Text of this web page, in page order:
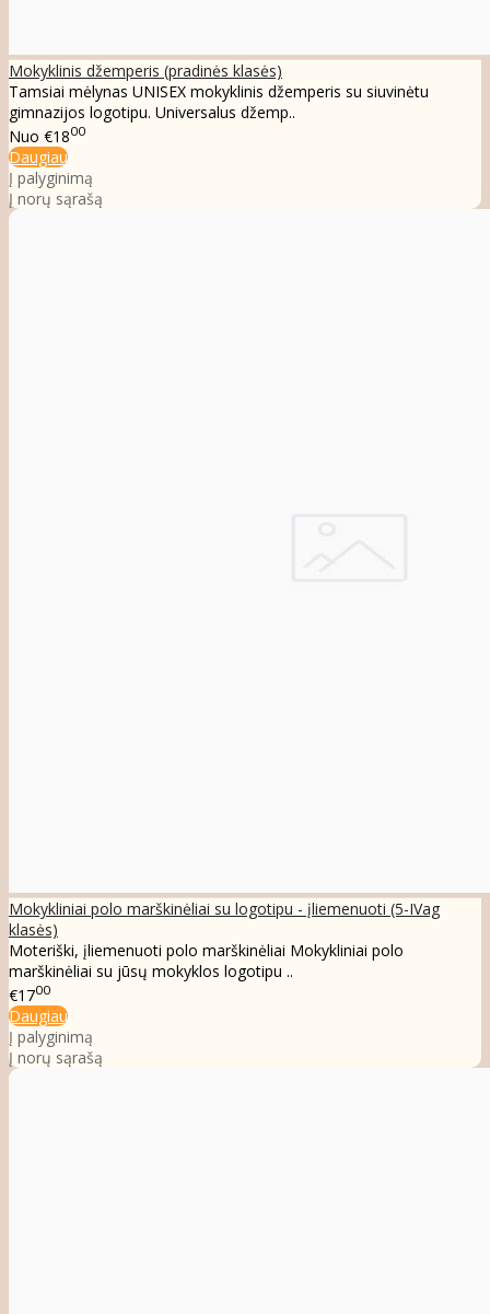
Mokyklinis džemperis (pradinės klasės)
Tamsiai mėlynas UNISEX mokyklinis džemperis su siuvinėtu
gimnazijos logotipu. Universalus džemp..
Nuo €1800
Daugiau
Į palyginimą
Į norų sąrašą
Mokykliniai polo marškinėliai su logotipu - įliemenuoti (5-IVag
klasės)
Moteriški, įliemenuoti polo marškinėliai Mokykliniai polo
marškinėliai su jūsų mokyklos logotipu ..
€1700
Daugiau
Į palyginimą
Į norų sąrašą